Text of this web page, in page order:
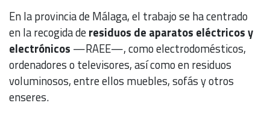
En la provincia de Málaga, el trabajo se ha centrado
en la recogida deresiduos de aparatos eléctricos y
electrónicos —RAEE—, como electrodomésticos,
ordenadores o televisores, así como en residuos
voluminosos, entre ellos muebles, sofás y otros
enseres.